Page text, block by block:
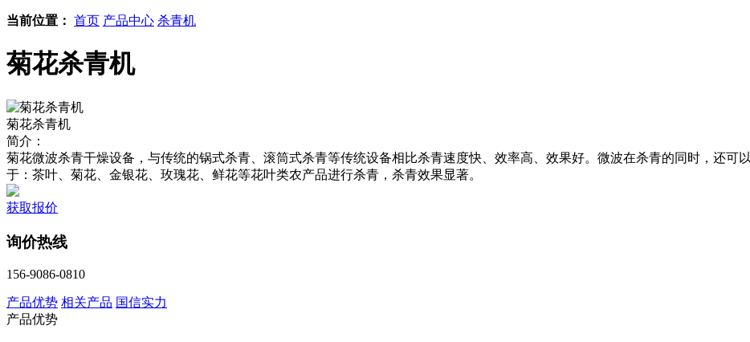
当前位置： 首页 产品中心 杀青机
菊花杀青机
菊花杀青机
简介：
菊花微波杀青干燥设备，与传统的锅式杀青、滚筒式杀青等传统设备相比杀青速度快、效率高、效果好。微波在杀青的同时，还可
于：茶叶、菊花、金银花、玫瑰花、鲜花等花叶类农产品进行杀青，杀青效果显著。
获取报价
询价热线
156-9086-0810
产品优势 相关产品 国信实力
产品优势